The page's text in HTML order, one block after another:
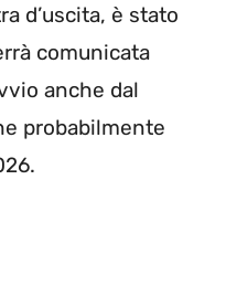
d’uscita, è stato
comunicata
anche dal
probabilmente